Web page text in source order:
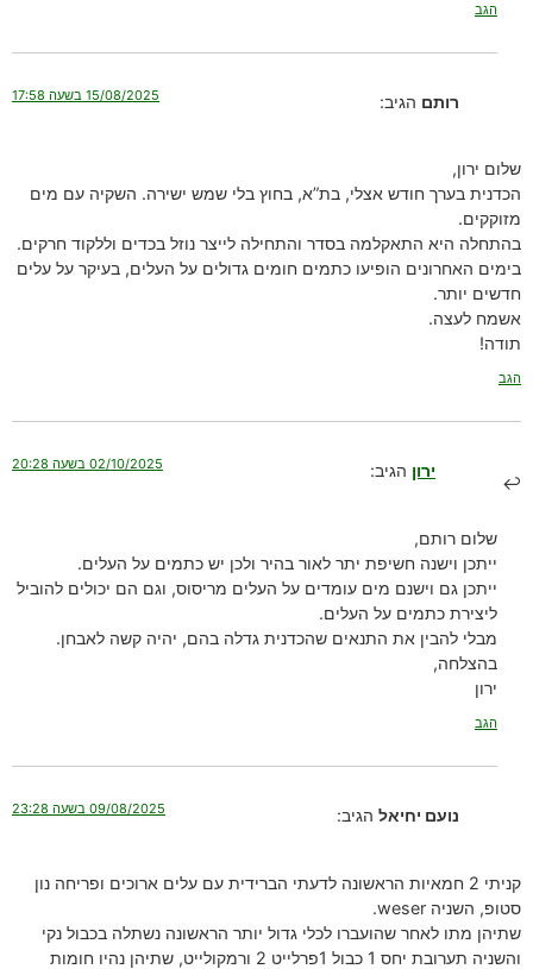
הגב
רותם הגיב: 15/08/2025 בשעה 17:58
שלום ירון,
הכדנית בערך חודש אצלי, בת”א, בחוץ בלי שמש ישירה. השקיה עם מים
מזוקקים.
בהתחלה היא התאקלמה בסדר והתחילה לייצר נוזל בכדים וללקוד חרקים.
בימים האחרונים הופיעו כתמים חומים גדולים על העלים, בעיקר על עלים
חדשים יותר.
אשמח לעצה.
תודה!
הגב
ירון הגיב: 02/10/2025 בשעה 20:28
שלום רותם,
ייתכן וישנה חשיפת יתר לאור בהיר ולכן יש כתמים על העלים.
ייתכן גם וישנם מים עומדים על העלים מריסוס, וגם הם יכולים להוביל
ליצירת כתמים על העלים.
מבלי להבין את התנאים שהכדנית גדלה בהם, יהיה קשה לאבחן.
בהצלחה,
ירון
הגב
נועם יחיאל הגיב: 09/08/2025 בשעה 23:28
קניתי 2 חמאיות הראשונה לדעתי הברידית עם עלים ארוכים ופריחה נון
סטופ, השניה weser.
שתיהן מתו לאחר שהועברו לכלי גדול יותר הראשונה נשתלה בכבול נקי
והשניה תערובת יחס 1 כבול 1פרלייט 2 ורמקולייט, שתיהן נהיו חומות